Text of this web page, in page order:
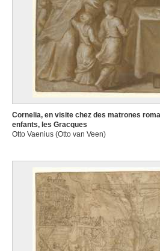
Cornelia, en visite chez des matrones
enfants, les Gracques
Otto Vaenius (Otto van Veen)